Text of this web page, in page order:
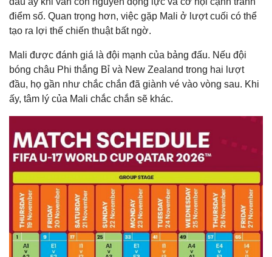
điểm số. Quan trọng hơn, việc gặp Mali ở lượt cuối có thể
tạo ra lợi thế chiến thuật bất ngờ.
Mali được đánh giá là đội mạnh của bảng đấu. Nếu đội
bóng châu Phi thắng Bỉ và New Zealand trong hai lượt
đầu, họ gần như chắc chắn đã giành vé vào vòng sau. Khi
ấy, tâm lý của Mali chắc chắn sẽ khác.